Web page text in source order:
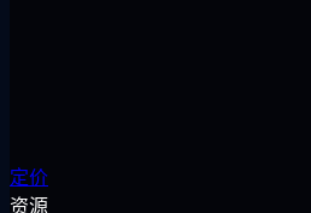
定价
资源